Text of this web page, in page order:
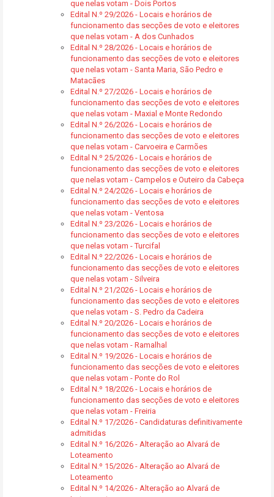
que nelas votam - Dois Portos
Edital N.º 29/2026 - Locais e horários de
funcionamento das secções de voto e eleitores
que nelas votam - A dos Cunhados
Edital N.º 28/2026 - Locais e horários de
funcionamento das secções de voto e eleitores
que nelas votam - Santa Maria, São Pedro e
Matacães
Edital N.º 27/2026 - Locais e horários de
funcionamento das secções de voto e eleitores
que nelas votam - Maxial e Monte Redondo
Edital N.º 26/2026 - Locais e horários de
funcionamento das secções de voto e eleitores
que nelas votam - Carvoeira e Carmões
Edital N.º 25/2026 - Locais e horários de
funcionamento das secções de voto e eleitores
que nelas votam - Campelos e Outeiro da Cabeça
Edital N.º 24/2026 - Locais e horários de
funcionamento das secções de voto e eleitores
que nelas votam - Ventosa
Edital N.º 23/2026 - Locais e horários de
funcionamento das secções de voto e eleitores
que nelas votam - Turcifal
Edital N.º 22/2026 - Locais e horários de
funcionamento das secções de voto e eleitores
que nelas votam - Silveira
Edital N.º 21/2026 - Locais e horários de
funcionamento das secções de voto e eleitores
que nelas votam - S. Pedro da Cadeira
Edital N.º 20/2026 - Locais e horários de
funcionamento das secções de voto e eleitores
que nelas votam - Ramalhal
Edital N.º 19/2026 - Locais e horários de
funcionamento das secções de voto e eleitores
que nelas votam - Ponte do Rol
Edital N.º 18/2026 - Locais e horários de
funcionamento das secções de voto e eleitores
que nelas votam - Freiria
Edital N.º 17/2026 - Candidaturas definitivamente
admitidas
Edital N.º 16/2026 - Alteração ao Alvará de
Loteamento
Edital N.º 15/2026 - Alteração ao Alvará de
Loteamento
Edital N.º 14/2026 - Alteração ao Alvará de